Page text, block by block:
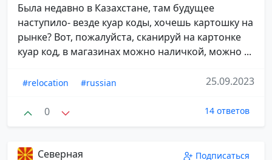
Была недавно в Казахстане, там будущее
наступило- везде куар коды, хочешь картошку на
рынке? Вот, пожалуйста, сканируй на картонке
куар код, в магазинах можно наличкой, можно ...
#relocation #russian 25.09.2023
0 14 ответов
Северная Подписаться